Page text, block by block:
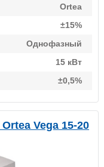
Ortea
±15%
Однофазный
15 кВт
±0,5%
Vega 15-20